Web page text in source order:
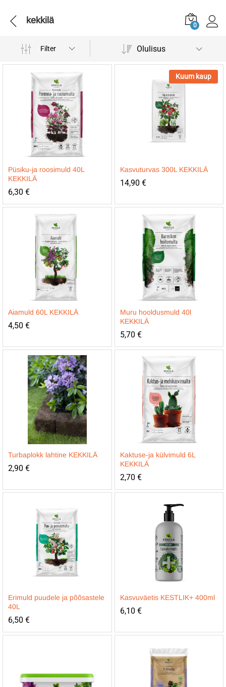
kekkilä 0
Filter Olulisus
Püsiku-ja roosimuld 40L
KEKKILÄ
6,30 €
Kuum kaup
Kasvuturvas 300L KEKKILÄ
14,90 €
Aiamuld 60L KEKKILÄ
4,50 €
Muru hooldusmuld 40l
KEKKILÄ
5,70 €
Turbaplokk lahtine KEKKILÄ
2,90 €
Kaktuse-ja külvimuld 6L
KEKKILÄ
2,70 €
Erimuld puudele ja põõsastele
40L
6,50 €
Kasvuväetis KESTLIK+ 400ml
6,10 €